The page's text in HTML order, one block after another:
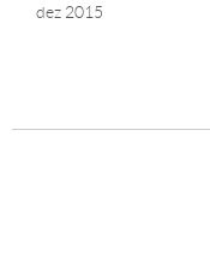
dez 2015